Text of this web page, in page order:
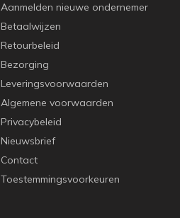
Aanmelden nieuwe ondernemer
Betaalwijzen
Retourbeleid
Bezorging
Leveringsvoorwaarden
Algemene voorwaarden
Privacybeleid
Nieuwsbrief
Contact
Toestemmingsvoorkeuren